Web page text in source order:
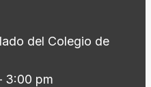
del Colegio de
3:00 pm